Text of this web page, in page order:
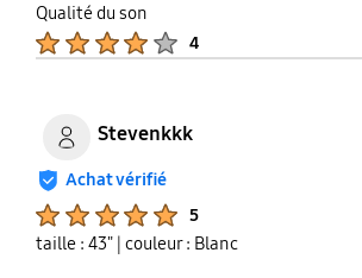
Qualité du son
4
Stevenkkk
Achat vérifié
5
taille : 43" | couleur : Blanc